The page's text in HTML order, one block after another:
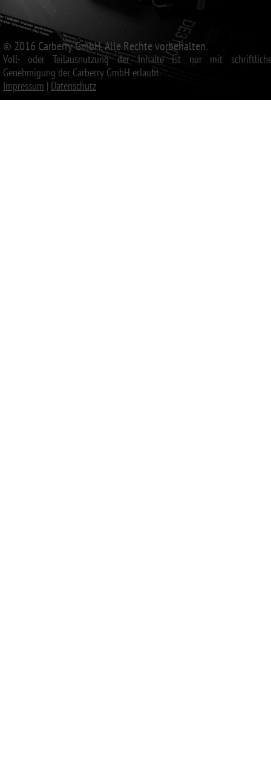
© 2016 Carberry GmbH. Alle Rechte vorbehalten.
Voll- oder Teilausnutzung der Inhalte ist nur mit
Genehmigung der Carberry GmbH erlaubt.
Impressum | Datenschutz